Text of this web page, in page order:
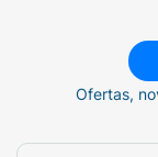
Ofertas,